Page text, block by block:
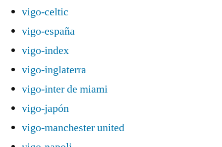
vigo-celtic
vigo-españa
vigo-index
vigo-inglaterra
vigo-inter de miami
vigo-japón
vigo-manchester united